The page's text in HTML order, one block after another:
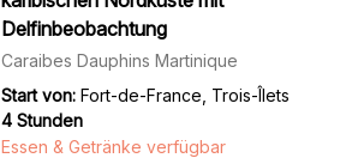
Delfinbeobachtung
Caraibes Dauphins Martinique
Start von: Fort-de-France, Trois-Îlets
4 Stunden
Essen & Getränke verfügbar